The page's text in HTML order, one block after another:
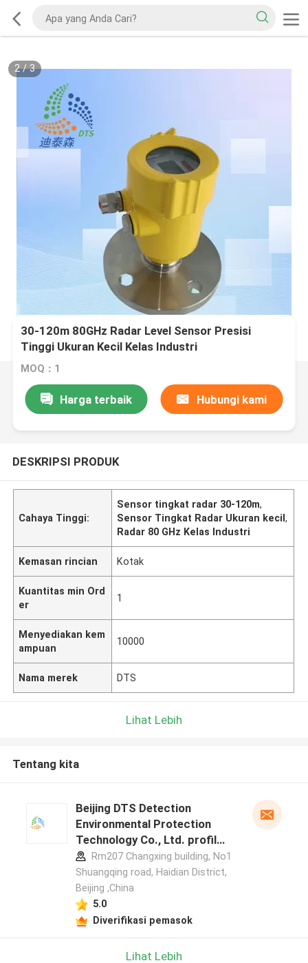
2/3
30-120m 80GHz Radar Level Sensor Presisi
Tinggi Ukuran Kecil Kelas Industri
MOQ：1
Harga terbaik Hubungi kami
DESKRIPSI PRODUK
Cahaya Tinggi:
Sensor tingkat radar 30-120m,
Sensor Tingkat Radar Ukuran kecil,
Radar 80 GHz Kelas Industri
Kemasan rincian Kotak
Kuantitas min Ord
er
1
Menyediakan kem
ampuan
10000
Nama merek DTS
Lihat Lebih
Tentang kita
Beijing DTS Detection
Environmental Protection
Technology Co., Ltd. profil
pabrikan
Rm207 Changxing building, No1
Shuangqing road, Haidian District,
Beijing ,China
5.0
Diverifikasi pemasok
Lihat Lebih